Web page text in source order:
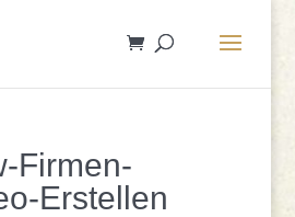
Firmen-
Erstellen